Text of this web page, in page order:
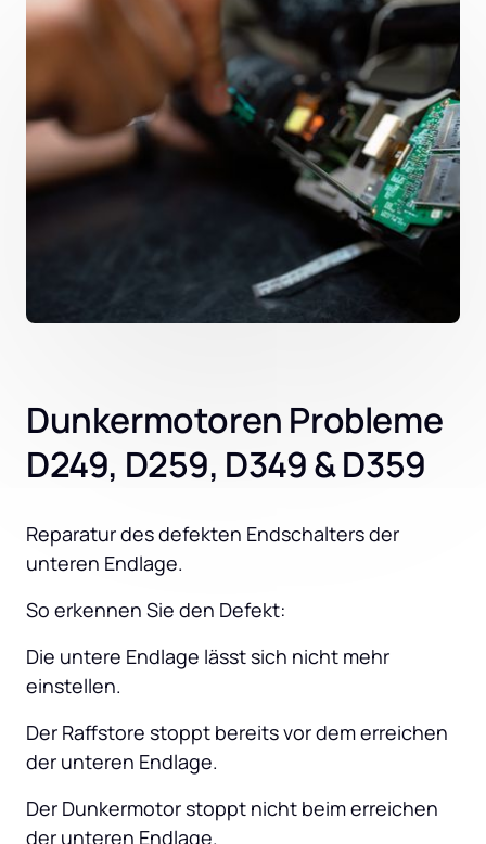
Dunkermotoren Probleme
D249, D259, D349 & D359
Reparatur des defekten Endschalters der
unteren Endlage.
So erkennen Sie den Defekt:
Die untere Endlage lässt sich nicht mehr
einstellen.
Der Raffstore stoppt bereits vor dem erreichen
der unteren Endlage.
Der Dunkermotor stoppt nicht beim erreichen
der unteren Endlage.